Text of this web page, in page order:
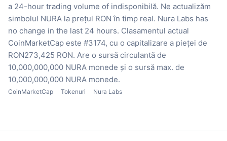
a 24-hour trading volume of indisponibilă. Ne actualizăm
simbolul NURA la prețul RON în timp real. Nura Labs has
no change in the last 24 hours. Clasamentul actual
CoinMarketCap este #3174, cu o capitalizare a pieței de
RON273,425 RON. Are o sursă circulantă de
10,000,000,000 NURA monede și o sursă max. de
10,000,000,000 NURA monede.
CoinMarketCap Tokenuri Nura Labs